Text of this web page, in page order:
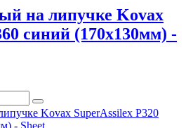
на липучке Kovax
синий (170х130мм) -